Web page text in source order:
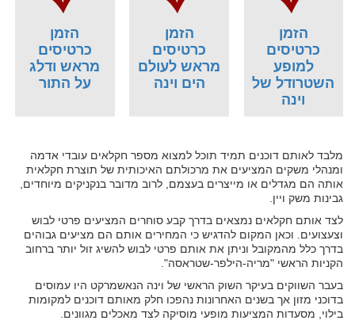
הזמן
כרטיסים
למופע
השטרודל של
וינה
הזמן
כרטיסים
מראש לעולם
הים וינה
הזמן
כרטיסים
מראש ודלג
על התור
מלבד לאותם דוכנים תמיד תוכל למצוא מספר חקלאים עובדי אדמה
ומנהלי משקים המציעים את מרכולתם האיכותית של תוצרת חקלאית
אותה הם מגדלים או מייצרים בעצמם, לרוב מדובר בנקניקים מיוחדים,
גבינות משק ויין.
לצד אותם חקלאים נמצאים בדרך קבע סוחרים המציעים פרטי לבוש
וצעצועים. וכאן המקום להדגיש כי המחירים אותם הם מציעים גבוהים
בדרך כלל מהמקובל וניתן את אותם פרטי לבוש להשיג זול יותר ברחוב
הקניות הראשי "מריה-הילפר-שטראסה".
בעבר השווקים בעיקר השוק הראשי של וינה הנאשמרקט היו עמוסים
בדוכני מזון אך בשנים האחרונות נהפכו חלק מאותם דוכנים למקומות
בילוי, מסעדות המציעות מופעי מוסיקה לצד מאכלים מגוונים.